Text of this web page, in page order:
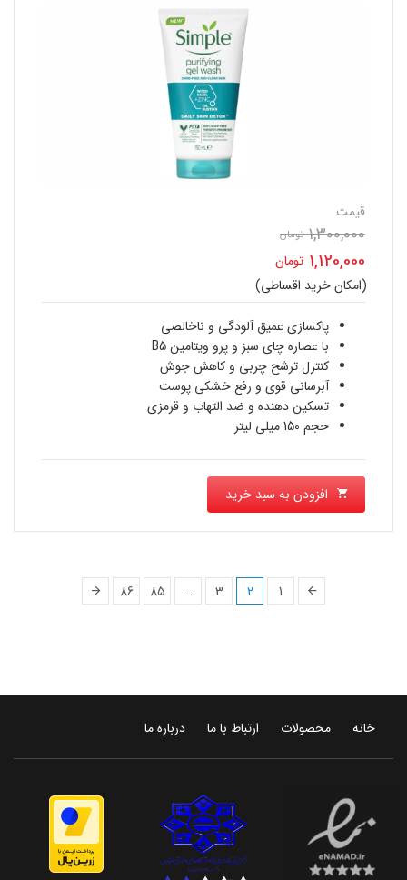
قیمت
1,300,000 تومان
اصلی
1,300,000 تومان
بود.
1,120,000 تومان
قیمت
فعلی
1,120,000 تومان
است.
(امکان خرید اقساطی)
پاکسازی عمیق آلودگی و ناخالصی
با عصاره چای سبز و پرو ویتامین B5
کنترل ترشح چربی و کاهش جوش
آبرسانی قوی و رفع خشکی پوست
تسکین دهنده و ضد التهاب و قرمزی
حجم 150 میلی لیتر
افزودن به سبد خرید
1
2
3
…
85
86
خانه محصولات ارتباط با ما درباره ما